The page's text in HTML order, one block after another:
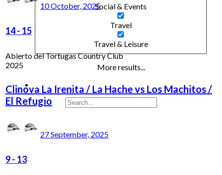
Social & Events
Travel
Travel & Leisure
More results...
10 October, 2025
14- 15
Abierto del Tortugas Country Club
2025
Clinova La Irenita / La Hache vs Los Machitos /
El Refugio
27 September, 2025
9- 13